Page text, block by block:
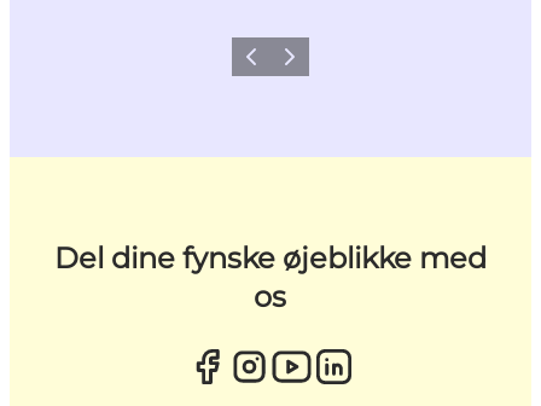
ForrigeNæste
Del dine fynske øjeblikke med
os